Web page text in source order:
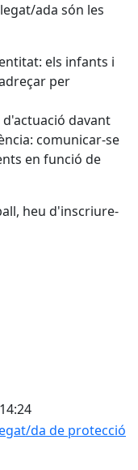
ada són les
els infants i
per
davant
comunicar-se
en funció de
heu d'inscriure-
da de protecció